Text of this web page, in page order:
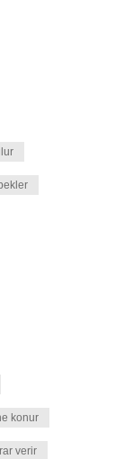
konur
verir